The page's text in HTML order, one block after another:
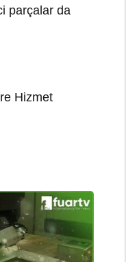
parçalar da
Hizmet